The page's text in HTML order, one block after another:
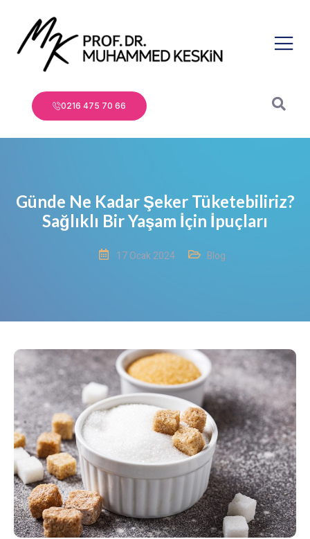
0216 475 70 66
Günde Ne Kadar Şeker Tüketebiliriz?
Sağlıklı Bir Yaşam İçin İpuçları
17 Ocak 2024 Blog